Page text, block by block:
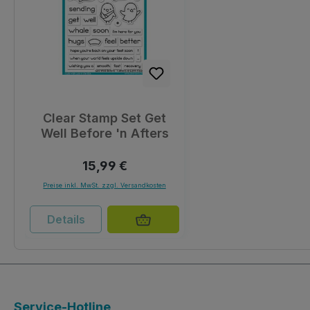
Clear Stamp Set Get
Well Before 'n Afters
Regulärer Preis:
15,99 €
Preise inkl. MwSt. zzgl. Versandkosten
Details